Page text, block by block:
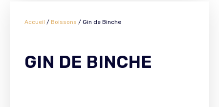
Accueil / Boissons / Gin de Binche
GIN DE BINCHE